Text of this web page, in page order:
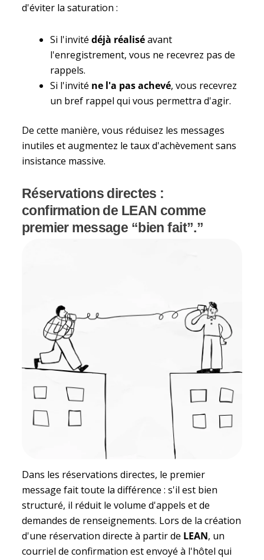
d'éviter la saturation :
Si l'invité déjà réaliséavant
l'enregistrement, vous ne recevrez pas de
rappels.
Si l'invité ne l'a pas achevé, vous recevrez
un bref rappel qui vous permettra d'agir.
De cette manière, vous réduisez les messages
inutiles et augmentez le taux d'achèvement sans
insistance massive.
Réservations directes :
confirmation de LEAN comme
premier message “bien fait”.”
Dans les réservations directes, le premier
message fait toute la différence : s'il est bien
structuré, il réduit le volume d'appels et de
demandes de renseignements. Lors de la création
d'une réservation directe à partir de LEAN, un
courriel de confirmation est envoyé à l'hôtel qui